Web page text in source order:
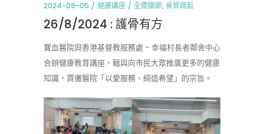
2024-09-05 健康講座 全膝關節, 骨質疏鬆
26/8/2024 : 護骨有方
寶血醫院與香港基督教服務處 ~ 幸福村長者鄰舍中心
合辦健康教育講座，藉與向市民大眾推廣更多的健康
知識，貫徹醫院「以愛服務、締造希望」的宗旨。